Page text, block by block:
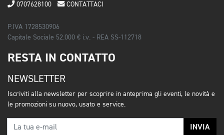
0707628100 CONTATTACI
P.IVA 1728530906
Capitale Sociale 52.000 € i.v. - REA SS-112718
RESTA IN CONTATTO
NEWSLETTER
Iscriviti alla newsletter per scoprire in anteprima gli eventi, le novità e
le promozioni su nuovo, usato e service.
INVIA